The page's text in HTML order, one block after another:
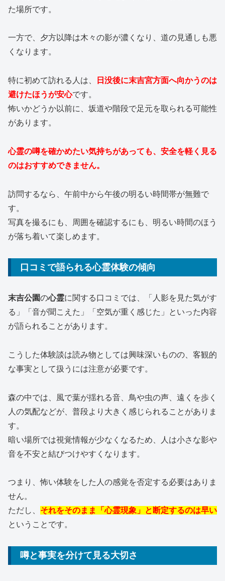
た場所です。
一方で、夕方以降は木々の影が濃くなり、道の見通しも悪
くなります。
特に初めて訪れる人は、 日没後に末吉宮方面へ向かうのは
避けたほうが安心です。
怖いかどうか以前に、坂道や階段で足元を取られる可能性
があります。
心霊の噂を確かめたい気持ちがあっても、安全を軽く見る
のはおすすめできません。
訪問するなら、午前中から午後の明るい時間帯が無難で
す。
写真を撮るにも、周囲を確認するにも、明るい時間のほう
が落ち着いて楽しめます。
口コミで語られる心霊体験の傾向
末吉公園の心霊に関する口コミでは、「人影を見た気がす
る」「音が聞こえた」「空気が重く感じた」といった内容
が語られることがあります。
こうした体験談は読み物としては興味深いものの、客観的
な事実として扱うには注意が必要です。
森の中では、風で葉が揺れる音、鳥や虫の声、遠くを歩く
人の気配などが、普段より大きく感じられることがありま
す。
暗い場所では視覚情報が少なくなるため、人は小さな影や
音を不安と結びつけやすくなります。
つまり、怖い体験をした人の感覚を否定する必要はありま
せん。
ただし、 それをそのまま「心霊現象」と断定するのは早い
ということです。
噂と事実を分けて見る大切さ